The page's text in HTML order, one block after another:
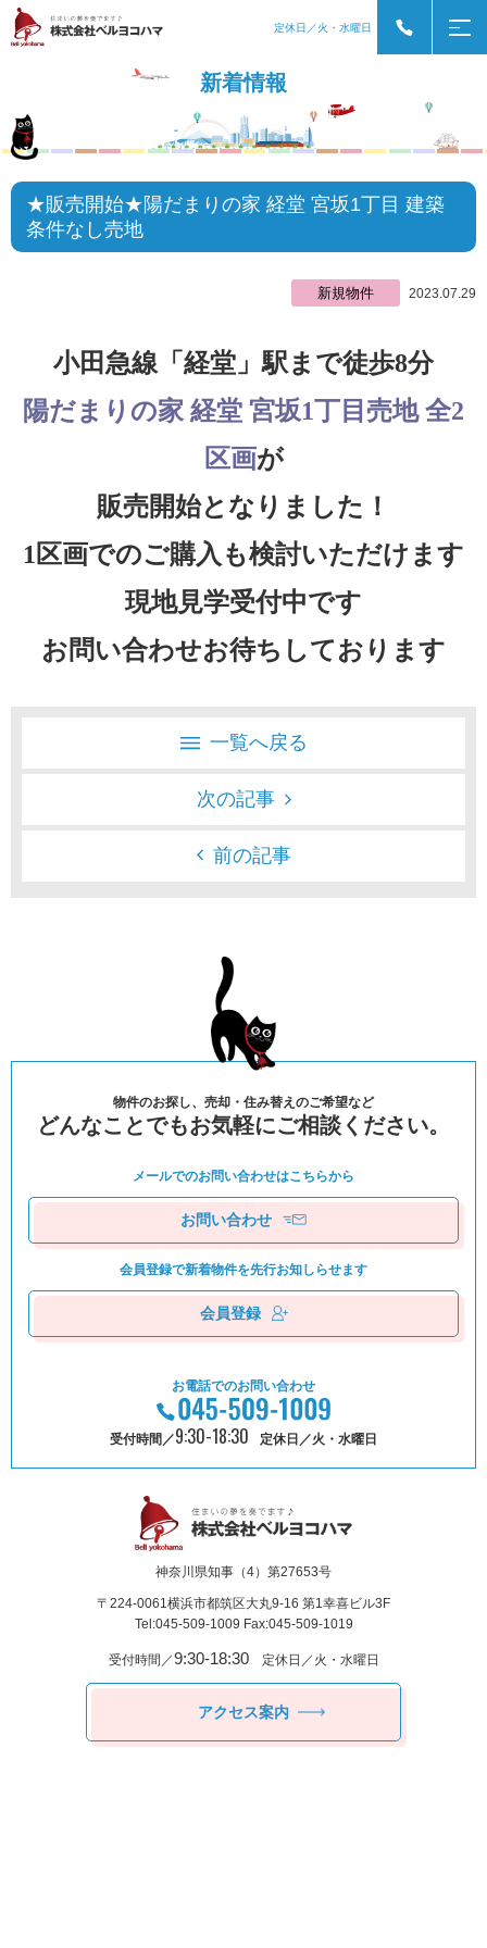
定休日／火・水曜日
新着情報
★販売開始★陽だまりの家 経堂 宮坂1丁目 建築
条件なし売地
新規物件 2023.07.29
小田急線「経堂」駅まで徒歩8分
陽だまりの家 経堂 宮坂1丁目売地 全2
区画が
販売開始となりました！
1区画でのご購入も検討いただけます
現地見学受付中です
お問い合わせお待ちしております
一覧へ戻る
次の記事
前の記事
物件のお探し、売却・住み替えのご希望など
どんなことでもお気軽にご相談ください。
メールでのお問い合わせはこちらから
お問い合わせ
会員登録で新着物件を先⾏お知しらせます
会員登録
お電話でのお問い合わせ
受付時間／9:30-18:30 定休日／火・水曜日
神奈川県知事（4）第27653号
〒224-0061横浜市都筑区⼤丸9-16 第1幸喜ビル3F
Tel:045-509-1009 Fax:045-509-1019
受付時間／9:30-18:30定休日／火・水曜日
アクセス案内